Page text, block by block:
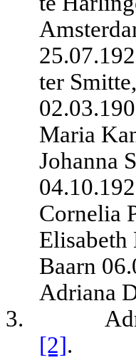
ter
Maria
Johanna
Cornelia
Elisabeth
Baarn
Adriana
3.
[2].